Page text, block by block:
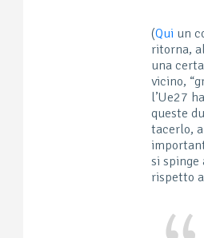
(Qui un
ritorna,
una
vicino,
l’Ue27
queste
tacerlo,
si spinge
rispetto